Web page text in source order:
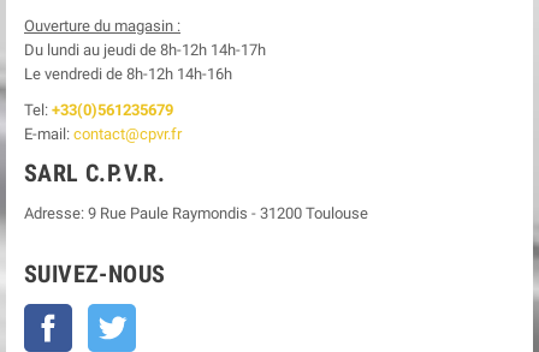
Ouverture du magasin :
Du lundi au jeudi de 8h-12h 14h-17h
Le vendredi de 8h-12h 14h-16h
Tel: +33(0)561235679
E-mail: contact@cpvr.fr
SARL C.P.V.R.
Adresse: 9 Rue Paule Raymondis - 31200 Toulouse
SUIVEZ-NOUS
Facebook